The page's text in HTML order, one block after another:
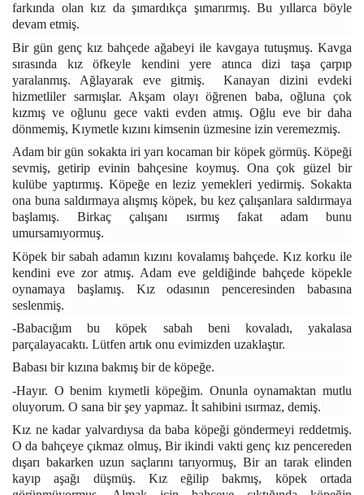
farkında olan kız da şımardıkça şımarırmış. Bu yıllarca böyle
devam etmiş.
Bir gün genç kız bahçede ağabeyi ile kavgaya tutuşmuş. Kavga
sırasında kız öfkeyle kendini yere atınca dizi taşa çarpıp
yaralanmış. Ağlayarak eve gitmiş. Kanayan dizini evdeki
hizmetliler sarmışlar. Akşam olayı öğrenen baba, oğluna çok
kızmış ve oğlunu gece vakti evden atmış. Oğlu eve bir daha
dönmemiş, Kıymetle kızını kimsenin üzmesine izin veremezmiş.
Adam bir gün sokakta iri yarı kocaman bir köpek görmüş. Köpeği
sevmiş, getirip evinin bahçesine koymuş. Ona çok güzel bir
kulübe yaptırmış. Köpeğe en leziz yemekleri yedirmiş. Sokakta
ona buna saldırmaya alışmış köpek, bu kez çalışanlara saldırmaya
başlamış. Birkaç çalışanı ısırmış fakat adam bunu
umursamıyormuş.
Köpek bir sabah adamın kızını kovalamış bahçede. Kız korku ile
kendini eve zor atmış. Adam eve geldiğinde bahçede köpekle
oynamaya başlamış. Kız odasının penceresinden babasına
seslenmiş.
-Babacığım bu köpek sabah beni kovaladı, yakalasa
parçalayacaktı. Lütfen artık onu evimizden uzaklaştır.
Babası bir kızına bakmış bir de köpeğe.
-Hayır. O benim kıymetli köpeğim. Onunla oynamaktan mutlu
oluyorum. O sana bir şey yapmaz. İt sahibini ısırmaz, demiş.
Kız ne kadar yalvardıysa da baba köpeği göndermeyi reddetmiş.
O da bahçeye çıkmaz olmuş, Bir ikindi vakti genç kız pencereden
dışarı bakarken uzun saçlarını tarıyormuş, Bir an tarak elinden
kayıp aşağı düşmüş. Kız eğilip bakmış, köpek ortada